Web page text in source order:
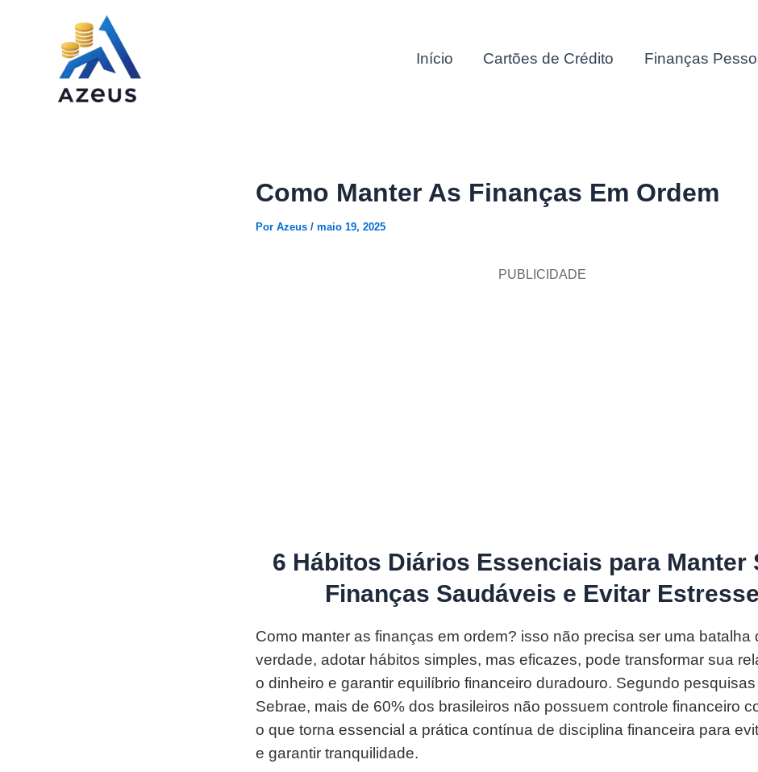
conteúdo
Início Cartões de Crédito Finanças
Como Manter As Finanças Em Ordem
Por Azeus / maio 19, 2025
PUBLICIDADE
6 Hábitos Diários Essenciais para Manter
Finanças Saudáveis e Evitar Estresse
Como manter as finanças em ordem? isso não precisa ser uma batalha
verdade, adotar hábitos simples, mas eficazes, pode transformar sua
o dinheiro e garantir equilíbrio financeiro duradouro. Segundo pesquisas
Sebrae, mais de 60% dos brasileiros não possuem controle financeiro
o que torna essencial a prática contínua de disciplina financeira para
e garantir tranquilidade.